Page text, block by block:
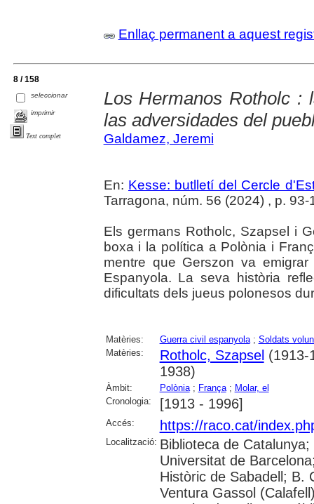
Enllaç permanent a aquest
8 / 158
seleccionar
imprimir
Text complet
Los Hermanos Rotholc :
las adversidades del
Galdamez, Jeremi
En: Kesse: butlletí del Cercle
Tarragona, núm. 56 (2024) , p. 93-
Els germans Rotholc, Szapsel i
boxa i la política a Polònia i
mentre que Gerszon va
Espanyola. La seva història
dificultats dels jueus polonesos
Matèries: Guerra civil espanyola; Soldats
Matèries:
Rotholc, Szapsel
1938)
Àmbit: Polònia; França; Molar, el
Cronologia:
[1913 - 1996]
Accés: https://raco.cat/
Localització: Biblioteca de
Universitat de
Històric de Sabadell; B.
Ventura Gassol